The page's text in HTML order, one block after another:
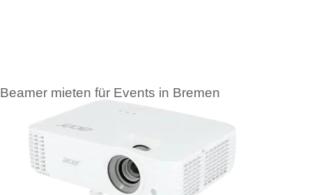
Beamer mieten für Events in Bremen